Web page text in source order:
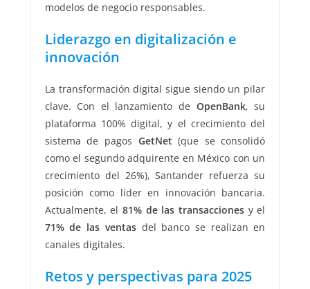
modelos de negocio responsables.
Liderazgo en digitalización e
innovación
La transformación digital sigue siendo un pilar
clave. Con el lanzamiento de OpenBank, su
plataforma 100% digital, y el crecimiento del
sistema de pagos GetNet (que se consolidó
como el segundo adquirente en México con un
crecimiento del 26%), Santander refuerza su
posición como líder en innovación bancaria.
Actualmente, el81% de las transaccionesy el
71% de las ventasdel banco se realizan en
canales digitales.
Retos y perspectivas para 2025